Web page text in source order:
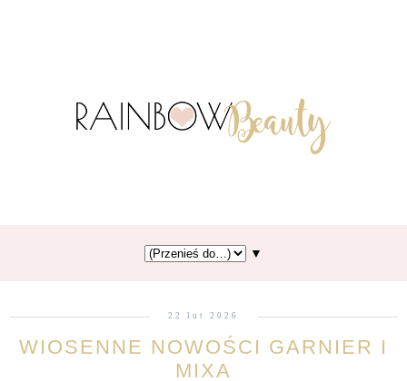
▼
22 lut 2026
WIOSENNE NOWOŚCI GARNIER I
MIXA